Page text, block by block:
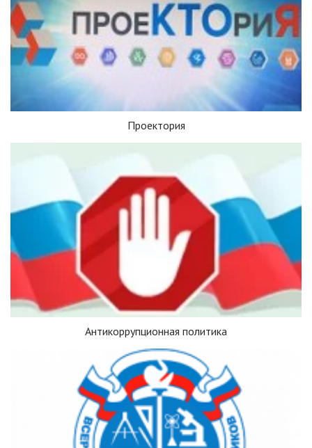
Проектория
Антикоррупционная политика